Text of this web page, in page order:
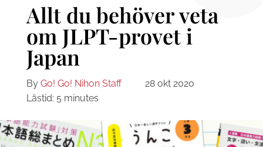
Allt du behöver veta
om JLPT-provet i
Japan
By Go! Go! Nihon Staff
28 okt 2020
Lästid: 5 minutes